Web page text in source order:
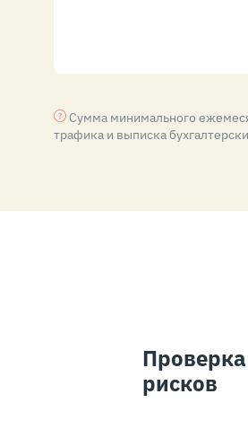
Сумма минимального
трафика и выписка
рисков